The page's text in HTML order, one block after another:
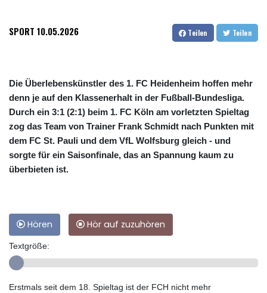
SPORT 10.05.2026 Teilen Teilen
Die Überlebenskünstler des 1. FC Heidenheim hoffen mehr
denn je auf den Klassenerhalt in der Fußball-Bundesliga.
Durch ein 3:1 (2:1) beim 1. FC Köln am vorletzten Spieltag
zog das Team von Trainer Frank Schmidt nach Punkten mit
dem FC St. Pauli und dem VfL Wolfsburg gleich - und
sorgte für ein Saisonfinale, das an Spannung kaum zu
überbieten ist.
Hören Hör auf zuzuhören
Textgröße:
Erstmals seit dem 18. Spieltag ist der FCH nicht mehr